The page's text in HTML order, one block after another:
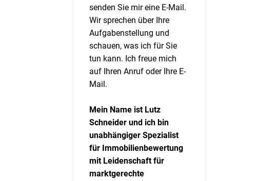
senden Sie mir eine E-Mail.
Wir sprechen über Ihre
Aufgabenstellung und
schauen, was ich für Sie
tun kann. Ich freue mich
auf Ihren Anruf oder Ihre E-
Mail.
Mein Name ist Lutz
Schneider und ich bin
unabhängiger Spezialist
für Immobilienbewertung
mit Leidenschaft für
marktgerechte